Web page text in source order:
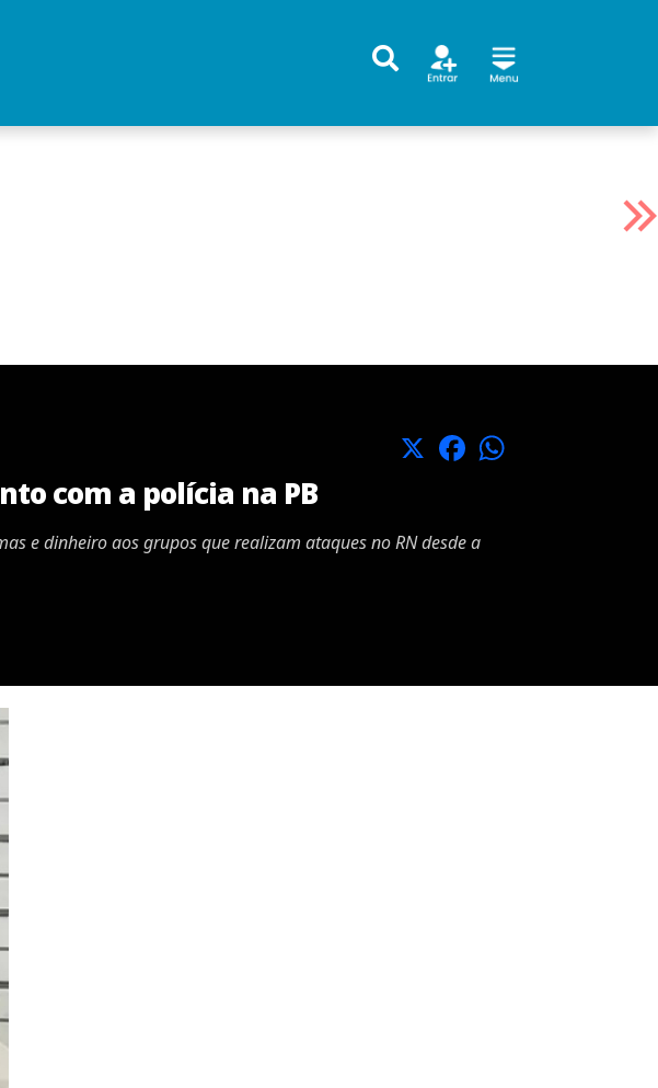
X Facebook
com a polícia na PB
e dinheiro aos grupos que realizam ataques no RN desde a